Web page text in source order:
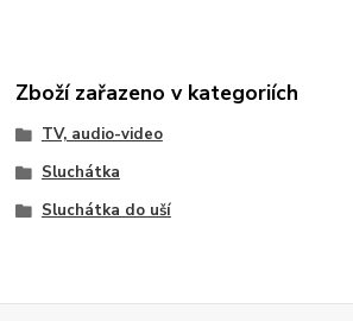
Zboží zařazeno v kategoriích
TV, audio-video
Sluchátka
Sluchátka do uší